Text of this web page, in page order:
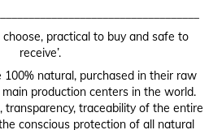
choose, practical to buy and safe to
receive’.
natural, purchased in their raw
production centers in the world.
transparency, traceability of the entire
conscious protection of all natural